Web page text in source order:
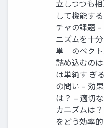
立しつつも
して機能す
チャの課題
ニズムを十
単一のベク
詰め込むの
は単純す ぎ
の問い – 効
は？ – 適切
カニズムは
をどう効率